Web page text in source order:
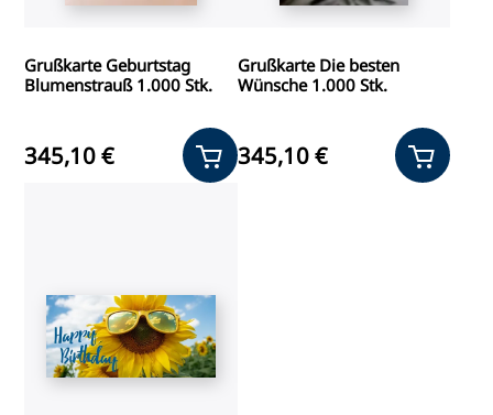
Grußkarte Geburtstag
Blumenstrauß 1.000 Stk.
345,10 €
Grußkarte Die besten
Wünsche 1.000 Stk.
345,10 €